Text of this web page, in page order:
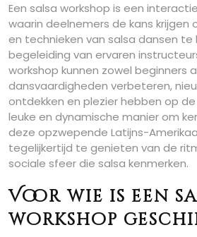
Een salsa workshop is een
waarin deelnemers de kans krijgen
en technieken van salsa dansen te
begeleiding van ervaren
workshop kunnen zowel beginners
dansvaardigheden verbeteren,
ontdekken en plezier hebben op
leuke en dynamische manier om
deze opzwepende Latijns-
tegelijkertijd te genieten van de
sociale sfeer die salsa kenmerken.
Voor wie is een
workshop